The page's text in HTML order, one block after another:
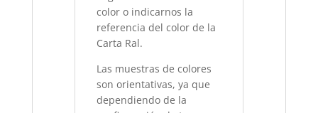
color o indicarnos la
referencia del color de la
Carta Ral.
Las muestras de colores
son orientativas, ya que
dependiendo de la